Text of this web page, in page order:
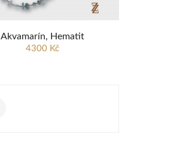
Akvamarín, Hematit
4300 Kč